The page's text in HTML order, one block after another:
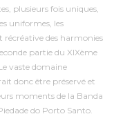
plusieurs fois uniques,
uniformes, les
des harmonies
partie du XIXème
vaste domaine
donc être préservé et
moments de la Banda
do Porto Santo.